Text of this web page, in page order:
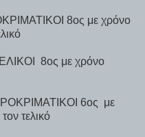
8ος με χρόνο
8ος με χρόνο
6ος με
τελικό